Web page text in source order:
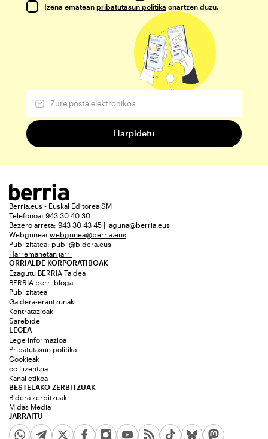
Izena ematean pribatutasun politika onartzen duzu.
Berria.eus - Euskal Editorea SM
Telefonoa: 943 30 40 30
Bezero arreta: 943 30 43 45 | laguna@berria.eus
Webgunea: webgunea@berria.eus
Publizitatea: publi@bidera.eus
Harremanetan jarri
ORRIALDE KORPORATIBOAK
Ezagutu BERRIA Taldea
BERRIA berri bloga
Publizitatea
Galdera-erantzunak
Kontratazioak
Sarebide
JARRAITU
LEGEA
Lege informazioa
Pribatutasun politika
Cookieak
cc Lizentzia
Kanal etikoa
BESTELAKO ZERBITZUAK
Bidera zerbitzuak
Midas Media